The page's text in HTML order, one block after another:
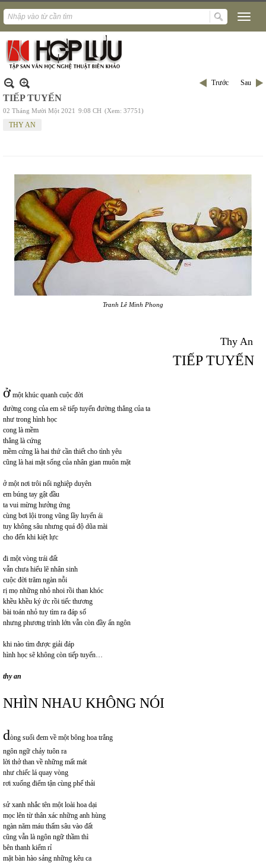
Trước Sau
TIẾP TUYẾN
02 Tháng Mười Một 2021 9:08 CH (Xem: 37751)
THY AN
Tranh Lê Minh Phong
Thy An
TIẾP TUYẾN
ở một khúc quanh cuộc đời
đường cong của em sẽ tiếp tuyến đường thẳng của ta
như trong hình học
cong là mềm
thẳng là cứng
mềm cứng là hai thứ cần thiết cho tình yêu
cũng là hai mặt sống của nhân gian muôn mặt
ở một nơi trôi nổi nghiệp duyên
em búng tay gật đầu
ta vui mừng hưởng ứng
cùng bơi lội trong vũng lầy luyến ái
tuy không sâu nhưng quá độ dũa mài
cho đến khi kiệt lực
đi một vòng trái đất
vẫn chưa hiểu lẽ nhân sinh
cuộc đời trăm ngàn nỗi
rị mọ những nhỏ nhoi rồi than khóc
khều khều ký ức rồi tiếc thương
bài toán nhỏ tuy tìm ra đáp số
nhưng phương trình lớn vẫn còn đầy ẩn ngôn
khi nào tìm được giải đáp
hình học sẽ không còn tiếp tuyến…
thy an
NHÌN NHAU KHÔNG NÓI
dòng suối đem về một bông hoa trắng
ngôn ngữ chảy tuôn ra
lời thở than về những mất mát
như chiếc lá quay vòng
rơi xuống điểm tận cùng phế thải
sử xanh nhắc tên một loài hoa dại
mọc lên từ thân xác những anh hùng
ngàn năm máu thấm sâu vào đất
cũng vẫn là ngôn ngữ thầm thì
bên thanh kiếm rỉ
mặt bàn hào sảng những kêu ca